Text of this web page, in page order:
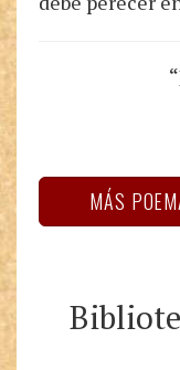
MÁS